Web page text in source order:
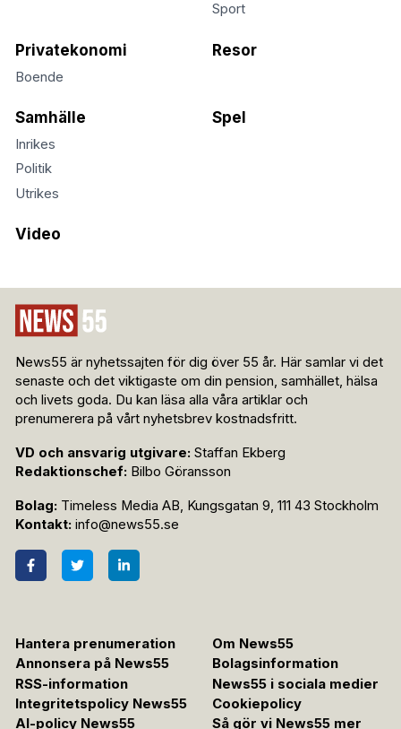
Sport
Privatekonomi
Boende
Resor
Samhälle
Inrikes
Politik
Utrikes
Spel
Video
News55 är nyhetssajten för dig över 55 år. Här samlar vi det
senaste och det viktigaste om din pension, samhället, hälsa
och livets goda. Du kan läsa alla våra artiklar och
prenumerera på vårt nyhetsbrev kostnadsfritt.
VD och ansvarig utgivare: Staffan Ekberg
Redaktionschef: Bilbo Göransson
Bolag: Timeless Media AB, Kungsgatan 9, 111 43 Stockholm
Kontakt: info@news55.se
Hantera prenumeration
Om News55
Annonsera på News55
Bolagsinformation
RSS-information
News55 i sociala medier
Integritetspolicy News55
Cookiepolicy
AI-policy News55
Så gör vi News55 mer